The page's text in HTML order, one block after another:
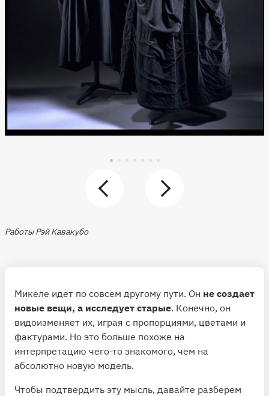
Работы Рэй Кавакубо
Микеле идет по совсем другому пути. Он не создает
новые вещи, а исследует старые. Конечно, он
видоизменяет их, играя с пропорциями, цветами и
фактурами. Но это больше похоже на
интерпретацию чего-то знакомого, чем на
абсолютно новую модель.
Чтобы подтвердить эту мысль, давайте разберем